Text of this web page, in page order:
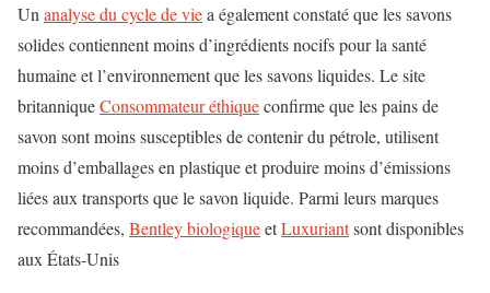
Un analyse du cycle de viea également constaté que les savons
solides contiennent moins d’ingrédients nocifs pour la santé
humaine et l’environnement que les savons liquides. Le site
britanniqueConsommateur éthiqueconfirme que les pains de
savon sont moins susceptibles de contenir du pétrole, utilisent
moins d’emballages en plastique etproduire moins d’émissions
liées aux transportsque le savon liquide. Parmi leurs marques
recommandées, Bentley biologiqueetLuxuriantsont disponibles
aux États-Unis